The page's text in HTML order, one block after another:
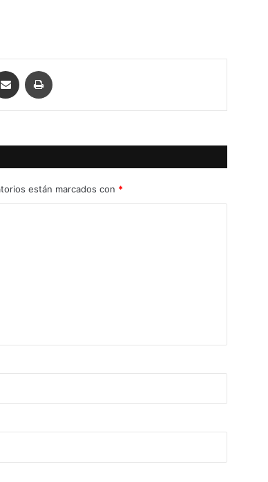
Compartir por correo electrónico
están marcados con *